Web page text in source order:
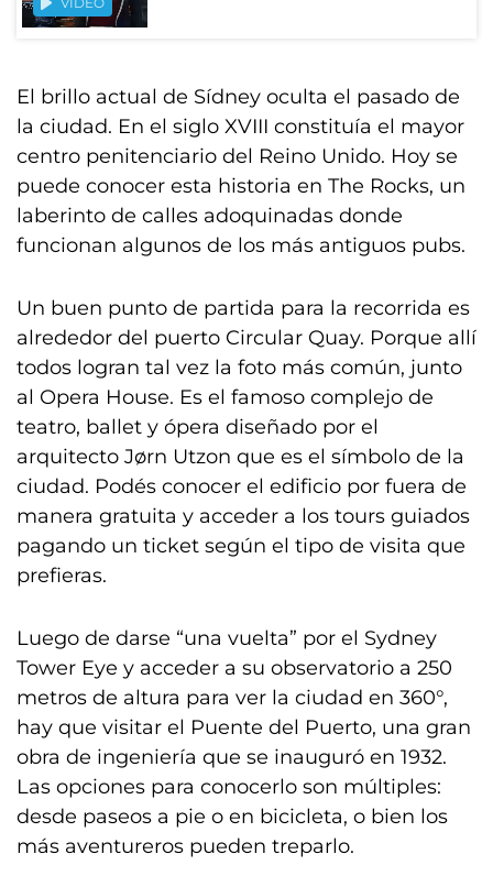
El brillo actual de Sídney oculta el pasado de
la ciudad. En el siglo XVIII constituía el mayor
centro penitenciario del Reino Unido. Hoy se
puede conocer esta historia en The Rocks, un
laberinto de calles adoquinadas donde
funcionan algunos de los más antiguos pubs.
Un buen punto de partida para la recorrida es
alrededor del puerto Circular Quay. Porque allí
todos logran tal vez la foto más común, junto
al Opera House. Es el famoso complejo de
teatro, ballet y ópera diseñado por el
arquitecto Jørn Utzon que es el símbolo de la
ciudad. Podés conocer el edificio por fuera de
manera gratuita y acceder a los tours guiados
pagando un ticket según el tipo de visita que
prefieras.
Luego de darse “una vuelta” por el Sydney
Tower Eye y acceder a su observatorio a 250
metros de altura para ver la ciudad en 360°,
hay que visitar el Puente del Puerto, una gran
obra de ingeniería que se inauguró en 1932.
Las opciones para conocerlo son múltiples:
desde paseos a pie o en bicicleta, o bien los
más aventureros pueden treparlo.